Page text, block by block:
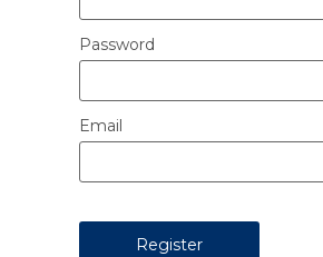
Password
Email